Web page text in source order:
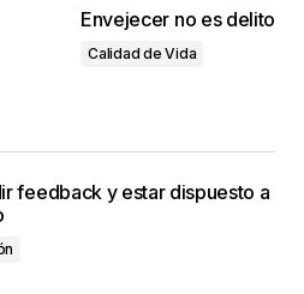
Envejecer no es delito
Calidad de Vida
feedback y estar dispuesto a